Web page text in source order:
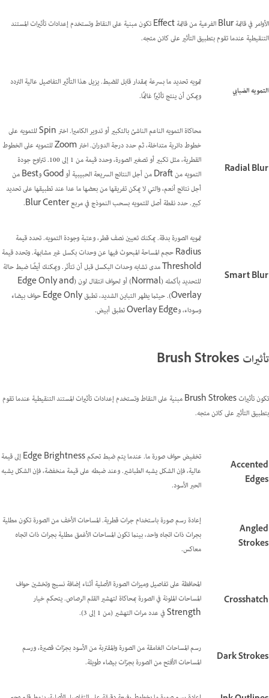
الأوامر في قائمة Blur الفرعية من قائمة Effect تكون مبنية على النقاط وتستخدم إعدادات تأثيرات المستند
التنقيطية عندما تقوم بتطبيق التأثير على كائن متجه.
التمويه الضبابي
تمويه تحديد ما بسرعة بمقدار قابل للضبط. يزيل هذا التأثير التفاصيل عالية التردد
ويمكن أن ينتج تأثيرًا غائمًا.
Radial Blur
محاكاة التمويه الناعم الناشئ بالتكبير أو تدوير الكاميرا. اختر Spin للتمويه على
خطوط دائرية متداخلة، ثم حدد درجة الدوران. اختر Zoom للتمويه على الخطوط
القطرية، مثل تكبير أو تصغير الصورة، وحدد قيمة من 1 إلى 100. تتراوح جودة
التمويه من Draft من أجل النتائج السريعة الحبيبية أو Good وBest من
أجل نتائج أنعم، والتي لا يمكن تفريقها من بعضها ما عدا عند تطبيقها على تحديد
كبير. حدد نقطة أصل للتمويه بسحب النموذج في مربع Blur Center.
Smart Blur
تمويه الصورة بدقة. يمكنك تعيين نصف قطر، وعتبة وجودة التمويه. تحدد قيمة
Radius حجم المساحة المبحوث فيها عن وحدات بكسل غير مشابهة. وتحدد قيمة
Threshold مدى تشابه وحدات البكسل قبل أن تتأثر. ويمكنك أيضًا ضبط حالة
للتحديد بأكمله (Normal) أو لحواف انتقال لون (Edge Only and
Overlay). حيثما يظهر التباين الشديد، تطبق Edge Only حواف بيضاء
وسوداء، وOverlay Edge تطبق أبيض.
تأثيرات Brush Strokes
تكون تأثيرات Brush Strokes مبنية على النقاط وتستخدم إعدادات تأثيرات المستند التنقيطية عندما تقوم
بتطبيق التأثير على كائن متجه.
Accented
Edges
تخفيض حواف صورة ما. عندما يتم ضبط تحكم Edge Brightness إلى قيمة
عالية، فإن الشكل يشبه الطباشير. وعند ضبطه على قيمة منخفضة، فإن الشكل يشبه
الحبر الأسود.
Angled
Strokes
إعادة رسم صورة باستخدام جرات قطرية. المساحات الأخف من الصورة تكون مطلية
بجرات ذات اتجاه واحد، بينما تكون المساحات الأغمق مطلية بجرات ذات اتجاه
معاكس.
Crosshatch
المحافظة على تفاصيل وميزات الصورة الأصلية أثناء إضافة نسيج وتخشين حواف
المساحات الملونة في الصورة بمحاكاة لتهشير القلم الرصاص. يتحكم خيار
Strength في عدد مرات التهشير (من 1 إلى 3).
Dark Strokes
رسم المساحات الغامقة من الصورة والمقتربة من الأسود بجرّات قصيرة، ورسم
المساحات الأفتح من الصورة بجرّات بيضاء طويلة.